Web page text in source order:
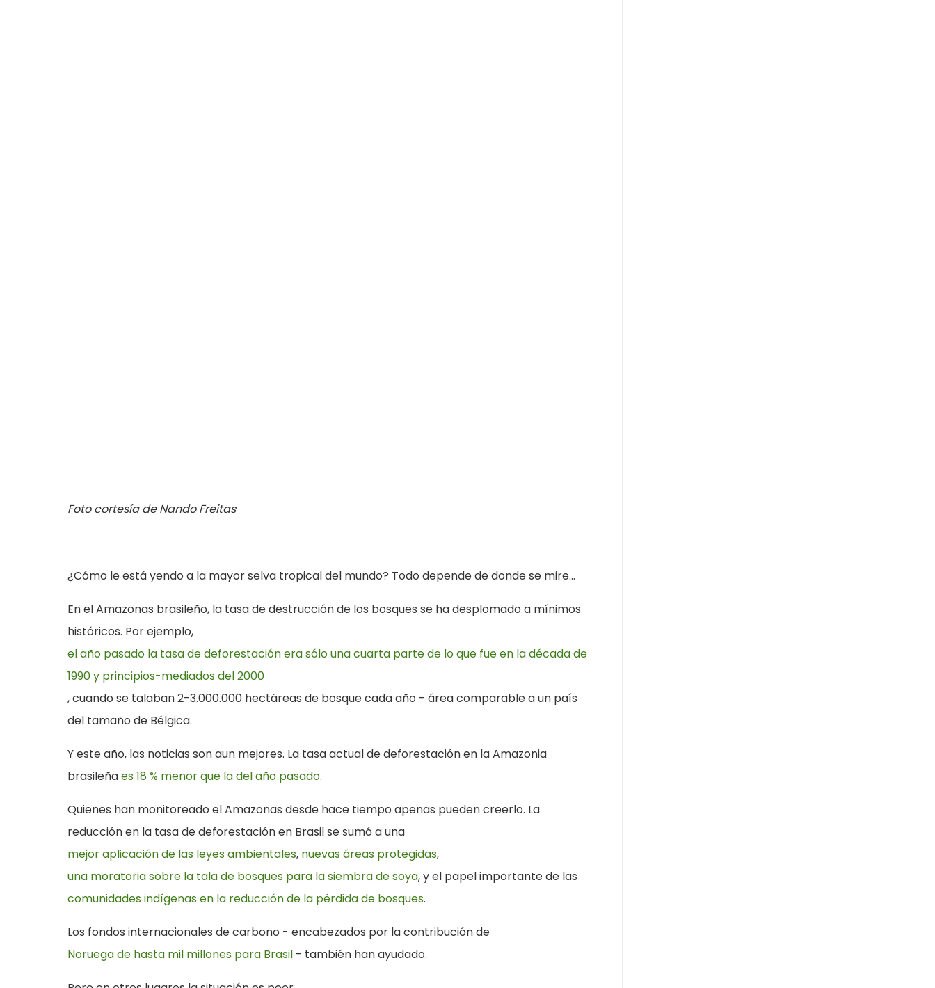
Foto cortesía de Nando Freitas
¿Cómo le está yendo a la mayor selva tropical del mundo? Todo depende de donde se mire...
En el Amazonas brasileño, la tasa de destrucción de los bosques se ha desplomado a mínimos
históricos. Por ejemplo,
el año pasado la tasa de deforestación era sólo una cuarta parte de lo que fue en la década de
1990 y principios-mediados del 2000
, cuando se talaban 2-3.000.000 hectáreas de bosque cada año - área comparable a un país
del tamaño de Bélgica.
Y este año, las noticias son aun mejores. La tasa actual de deforestación en la Amazonia
brasileñaes 18 % menor que la del año pasado.
Quienes han monitoreado el Amazonas desde hace tiempo apenas pueden creerlo. La
reducción en la tasa de deforestación en Brasil se sumó a una
mejor aplicación de las leyes ambientales, nuevas áreas protegidas,
una moratoria sobre la tala de bosques para la siembra de soya, y el papel importante de las
comunidades indígenas en la reducción de la pérdida de bosques.
Los fondos internacionales de carbono - encabezados por la contribución de
Noruega de hasta mil millones para Brasil - también han ayudado.